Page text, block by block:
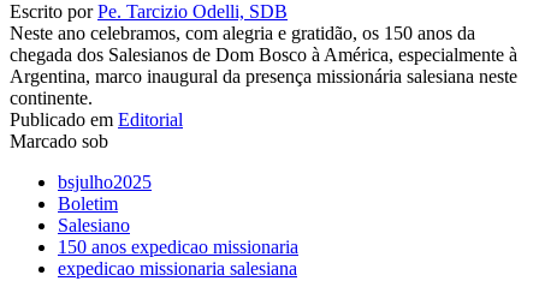
Escrito porPe. Tarcizio Odelli, SDB
Neste ano celebramos, com alegria e gratidão, os 150 anos da
chegada dos Salesianos de Dom Bosco à América, especialmente à
Argentina, marco inaugural da presença missionária salesiana neste
continente.
Publicado em Editorial
Marcado sob
bsjulho2025
Boletim
Salesiano
150 anos expedicao missionaria
expedicao missionaria salesiana